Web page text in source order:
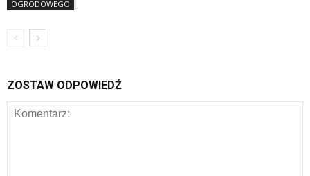
OGRODOWEGO
ZOSTAW ODPOWIEDŹ